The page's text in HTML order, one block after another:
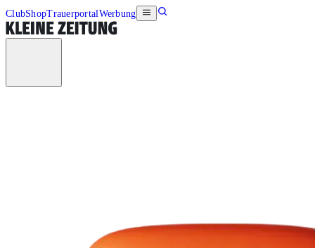
ClubShopTrauerportalWerbung